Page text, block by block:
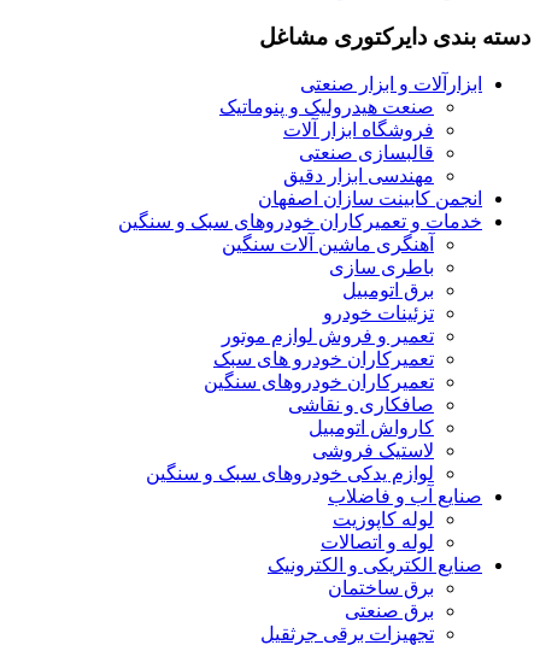
دسته بندی دایرکتوری مشاغل
ابزارآلات و ابزار صنعتی
صنعت هیدرولیک و پنوماتیک
فروشگاه ابزار آلات
قالبسازی صنعتی
مهندسی ابزار دقیق
انجمن کابینت سازان اصفهان
خدمات و تعمیرکاران خودروهای سبک و سنگین
آهنگری ماشین آلات سنگین
باطری سازی
برق اتومبیل
تزئینات خودرو
تعمیر و فروش لوازم موتور
تعمیرکاران خودرو های سبک
تعمیرکاران خودروهای سنگین
صافکاری و نقاشی
کارواش اتومبیل
لاستیک فروشی
لوازم یدکی خودروهای سبک و سنگین
صنایع آب و فاضلاب
لوله کاپوزیت
لوله و اتصالات
صنایع الکتریکی و الکترونیک
برق ساختمان
برق صنعتی
تجهیزات برقی جرثقیل